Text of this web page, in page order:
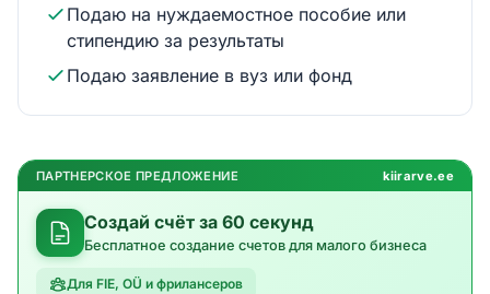
Подаю на нуждаемостное пособие или
стипендию за результаты
Подаю заявление в вуз или фонд
ПАРТНЕРСКОЕ ПРЕДЛОЖЕНИЕ kiirarve.ee
Создай счёт за 60 секунд
Бесплатное создание счетов для малого бизнеса
Для FIE, OÜ и фрилансеров